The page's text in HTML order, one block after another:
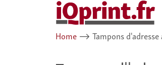
Home ⟶ Tampons